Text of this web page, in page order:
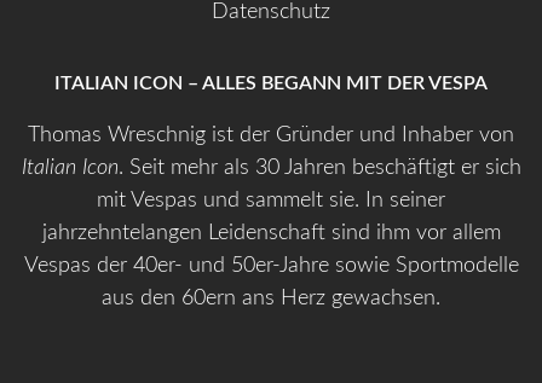
Datenschutz
ITALIAN ICON – ALLES BEGANN MIT DER VESPA
Thomas Wreschnig ist der Gründer und Inhaber von
Italian Icon. Seit mehr als 30 Jahren beschäftigt er sich
mit Vespas und sammelt sie. In seiner
jahrzehntelangen Leidenschaft sind ihm vor allem
Vespas der 40er- und 50er-Jahre sowie Sportmodelle
aus den 60ern ans Herz gewachsen.